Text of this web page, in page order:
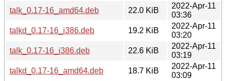
talk_0.17-16_amd64.deb
22.0 KiB
2022-Apr-11
03:36
talkd_0.17-16_i386.deb
19.2 KiB
2022-Apr-11
03:20
talk_0.17-16_i386.deb
22.6 KiB
2022-Apr-11
03:19
talkd_0.17-16_amd64.deb
18.7 KiB
2022-Apr-11
03:09